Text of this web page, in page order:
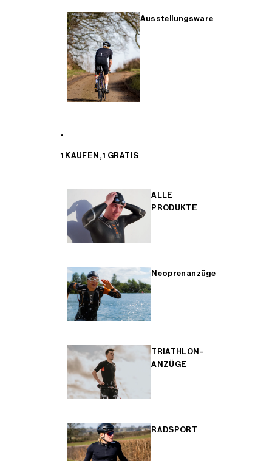
Ausstellungsware
1 KAUFEN, 1 GRATIS
ALLE
PRODUKTE
Neoprenanzüge
TRIATHLON-
ANZÜGE
RADSPORT